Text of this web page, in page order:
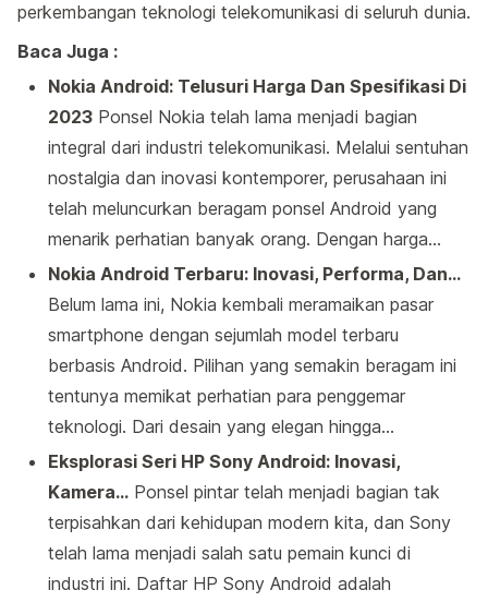
perkembangan teknologi telekomunikasi di seluruh dunia.
Baca Juga :
Nokia Android: Telusuri Harga Dan Spesifikasi Di
2023 Ponsel Nokia telah lama menjadi bagian
integral dari industri telekomunikasi. Melalui sentuhan
nostalgia dan inovasi kontemporer, perusahaan ini
telah meluncurkan beragam ponsel Android yang
menarik perhatian banyak orang. Dengan harga…
Nokia Android Terbaru: Inovasi, Performa, Dan…
Belum lama ini, Nokia kembali meramaikan pasar
smartphone dengan sejumlah model terbaru
berbasis Android. Pilihan yang semakin beragam ini
tentunya memikat perhatian para penggemar
teknologi. Dari desain yang elegan hingga…
Eksplorasi Seri HP Sony Android: Inovasi,
Kamera… Ponsel pintar telah menjadi bagian tak
terpisahkan dari kehidupan modern kita, dan Sony
telah lama menjadi salah satu pemain kunci di
industri ini. Daftar HP Sony Android adalah